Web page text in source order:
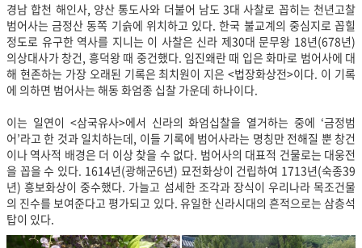
경남 합천 해인사, 양산 통도사와 더불어 남도 3대 사찰로 꼽히는 천년고찰
범어사는 금정산 동쪽 기슭에 위치하고 있다. 한국 불교계의 중심지로 꼽힐
정도로 유구한 역사를 지니는 이 사찰은 신라 제30대 문무왕 18년(678년)
의상대사가 창건, 흥덕왕 때 중건했다. 임진왜란 때 입은 화마로 범어사에 대
해 현존하는 가장 오래된 기록은 최치원이 지은 <법장화상전>이다. 이 기록
에 의하면 범어사는 해동 화엄종 십찰 가운데 하나이다.
이는 일연이 <삼국유사>에서 신라의 화엄십찰을 열거하는 중에 ‘금정범
어’라고 한 것과 일치하는데, 이들 기록에 범어사라는 명칭만 전해질 뿐 창건
이나 역사적 배경은 더 이상 찾을 수 없다. 범어사의 대표적 건물로는 대웅전
을 꼽을 수 있다. 1614년(광해군6년) 묘전화상이 건립하여 1713년(숙종39
년) 흥보화상이 중수했다. 가늘고 섬세한 조각과 장식이 우리나라 목조건물
의 진수를 보여준다고 평가되고 있다. 유일한 신라시대의 흔적으로는 삼층석
탑이 있다.